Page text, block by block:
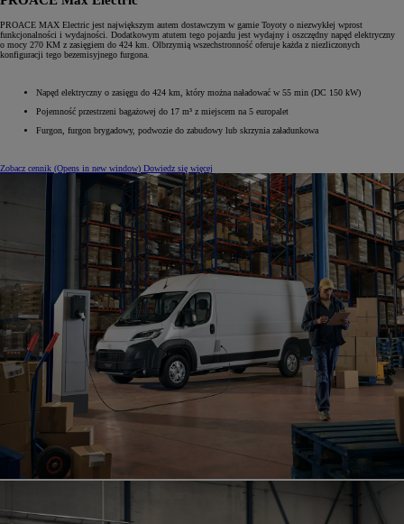
PROACE MAX Electric jest największym autem dostawczym w gamie Toyoty o niezwykłej wprost
funkcjonalności i wydajności. Dodatkowym atutem tego pojazdu jest wydajny i oszczędny napęd elektryczny
o mocy 270 KM z zasięgiem do 424 km. Olbrzymią wszechstronność oferuje każda z niezliczonych
konfiguracji tego bezemisyjnego furgona.
Napęd elektryczny o zasięgu do 424 km, który można naładować w 55 min (DC 150 kW)
Pojemność przestrzeni bagażowej do 17 m³ z miejscem na 5 europalet
Furgon, furgon brygadowy, podwozie do zabudowy lub skrzynia załadunkowa
Zobacz cennik (Opens in new window) Dowiedz się więcej